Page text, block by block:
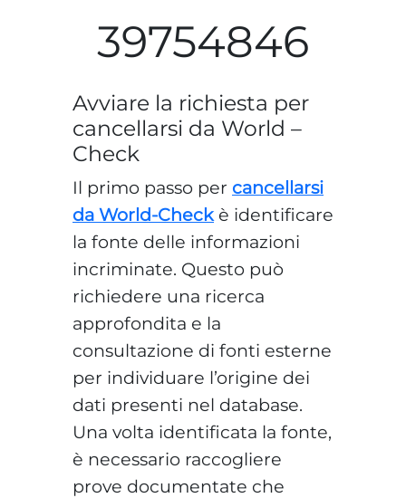
39754846
Avviare la richiesta per
cancellarsi da World –
Check
Il primo passo per cancellarsi
da World-Check è identificare
la fonte delle informazioni
incriminate. Questo può
richiedere una ricerca
approfondita e la
consultazione di fonti esterne
per individuare l’origine dei
dati presenti nel database.
Una volta identificata la fonte,
è necessario raccogliere
prove documentate che